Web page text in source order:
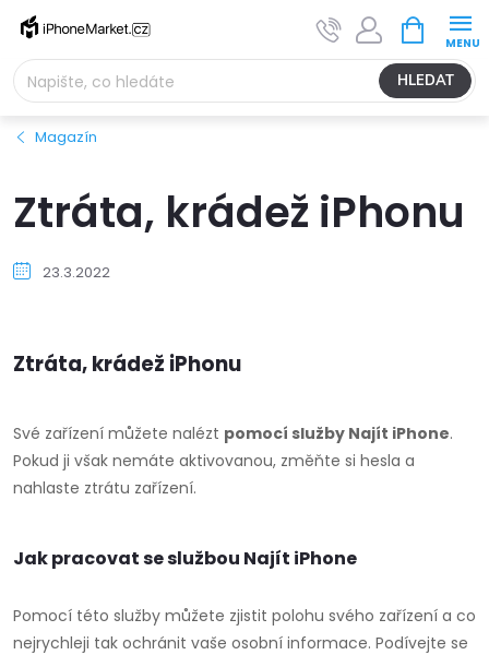
Přejít
obsah
HLEDAT
NÁKUPNÍ
KOŠÍK
Magazín
Ztráta, krádež iPhonu
23.3.2022
Ztráta, krádež iPhonu
Své zařízení můžete nalézt pomocí služby Najít iPhone.
Pokud ji však nemáte aktivovanou, změňte si hesla a
nahlaste ztrátu zařízení.
Jak pracovat se službou Najít iPhone
Pomocí této služby můžete zjistit polohu svého zařízení a co
nejrychleji tak ochránit vaše osobní informace. Podívejte se